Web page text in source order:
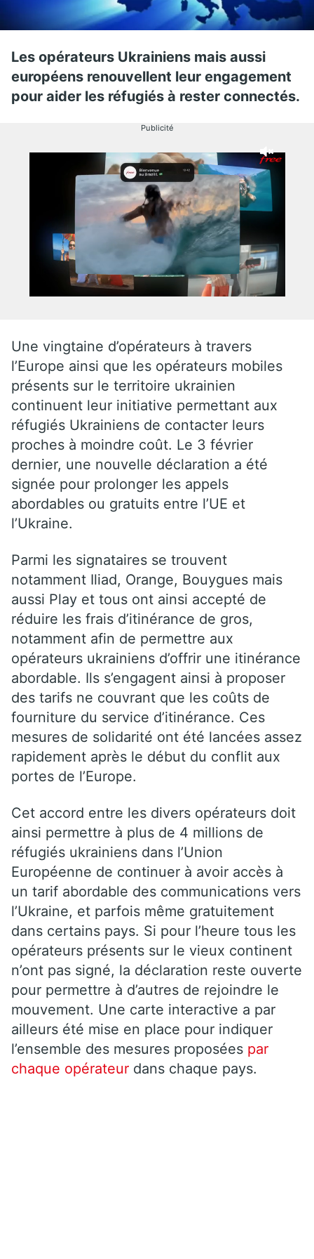
Les opérateurs Ukrainiens mais aussi
européens renouvellent leur engagement
pour aider les réfugiés à rester connectés.
Publicité
Une vingtaine d’opérateurs à travers
l’Europe ainsi que les opérateurs mobiles
présents sur le territoire ukrainien
continuent leur initiative permettant aux
réfugiés Ukrainiens de contacter leurs
proches à moindre coût. Le 3 février
dernier, une nouvelle déclaration a été
signée pour prolonger les appels
abordables ou gratuits entre l’UE et
l’Ukraine.
Parmi les signataires se trouvent
notamment Iliad, Orange, Bouygues mais
aussi Play et tous ont ainsi accepté de
réduire les frais d’itinérance de gros,
notamment afin de permettre aux
opérateurs ukrainiens d’offrir une itinérance
abordable. Ils s’engagent ainsi à proposer
des tarifs ne couvrant que les coûts de
fourniture du service d’itinérance. Ces
mesures de solidarité ont été lancées assez
rapidement après le début du conflit aux
portes de l’Europe.
Cet accord entre les divers opérateurs doit
ainsi permettre à plus de 4 millions de
réfugiés ukrainiens dans l’Union
Européenne de continuer à avoir accès à
un tarif abordable des communications vers
l’Ukraine, et parfois même gratuitement
dans certains pays. Si pour l’heure tous les
opérateurs présents sur le vieux continent
n’ont pas signé, la déclaration reste ouverte
pour permettre à d’autres de rejoindre le
mouvement. Une carte interactive a par
ailleurs été mise en place pour indiquer
l’ensemble des mesures proposées par
chaque opérateur dans chaque pays.